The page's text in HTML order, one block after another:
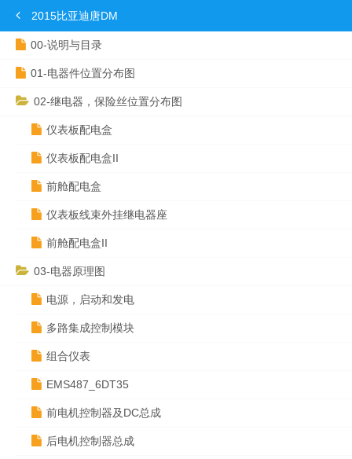
2015比亚迪唐DM
00-说明与目录
01-电器件位置分布图
02-继电器，保险丝位置分布图
仪表板配电盒
仪表板配电盒II
前舱配电盒
仪表板线束外挂继电器座
前舱配电盒II
03-电器原理图
电源，启动和发电
多路集成控制模块
组合仪表
EMS487_6DT35
前电机控制器及DC总成
后电机控制器总成